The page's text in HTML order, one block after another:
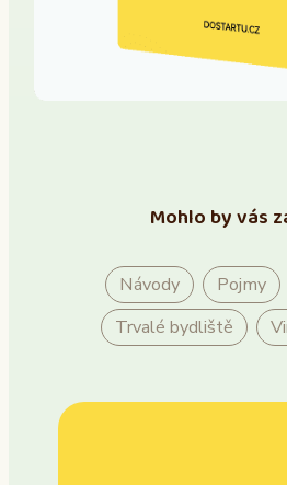
Mohlo by vás
Návody Pojmy
Trvalé bydliště